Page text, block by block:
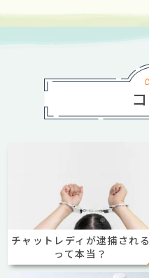
チャットレディが逮捕される
って本当？